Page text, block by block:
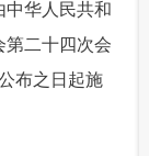
中华人民共和
第二十四次会
布之日起施